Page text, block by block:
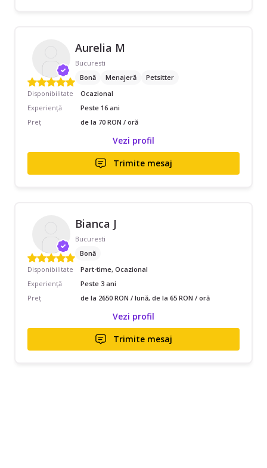
Aurelia M
Bucuresti
Bonă
Menajeră
Petsitter
Disponibilitate
Ocazional
Experiență
Peste 16 ani
Preț
de la 70 RON / oră
Vezi profil
Trimite mesaj
Bianca J
Bucuresti
Bonă
Disponibilitate
Part-time, Ocazional
Experiență
Peste 3 ani
Preț
de la 2650 RON / lună, de la 65 RON / oră
Vezi profil
Trimite mesaj